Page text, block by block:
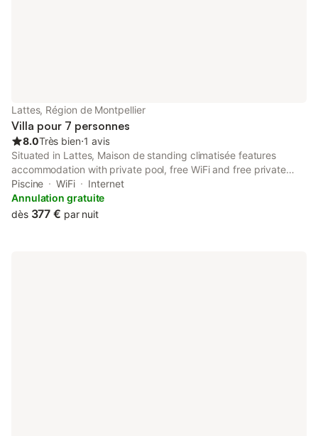
Lattes, Région de Montpellier
Villa pour 7 personnes
8.0Très bien⋅1 avis
Situated in Lattes, Maison de standing climatisée features
accommodation with private pool, free WiFi and free private
parking for guests who drive. The air-conditioned
accommodation is 3.7 km from Montpellier Town Hall.
Piscine WiFi
Internet
Annulation gratuite
dès 377 € par nuit